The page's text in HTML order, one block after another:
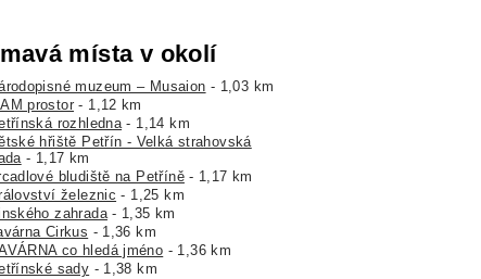
místa v okolí
muzeum – Musaion - 1,03 km
prostor - 1,12 km
rozhledna- 1,14 km
hřiště Petřín - Velká strahovská
- 1,17 km
bludiště na Petříně- 1,17 km
železnic - 1,25 km
zahrada- 1,35 km
Cirkus - 1,36 km
co hledá jméno - 1,36 km
sady - 1,38 km